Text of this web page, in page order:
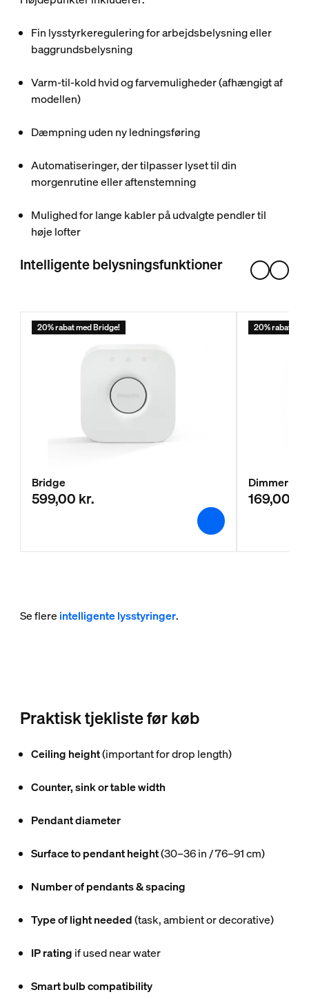
Fin lysstyrkeregulering for arbejdsbelysning eller
baggrundsbelysning
Varm-til-kold hvid og farvemuligheder (afhængigt af
modellen)
Dæmpning uden ny ledningsføring
Automatiseringer, der tilpasser lyset til din
morgenrutine eller aftenstemning
Mulighed for lange kabler på udvalgte pendler til
høje lofter
Intelligente belysningsfunktioner
20% rabat med Bridge!
Bridge
599,00 kr.
20% rabat
Dimmer
169,00 kr.
Se flere intelligente lysstyringer.
Praktisk tjekliste før køb
Ceiling height(important for drop length)
Counter, sink or table width
Pendant diameter
Surface to pendant height(30–36 in / 76–91 cm)
Number of pendants & spacing
Type of light needed(task, ambient or decorative)
IP rating if used near water
Smart bulb compatibility